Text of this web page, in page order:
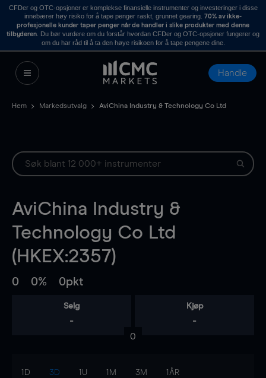
CFDer og OTC-opsjoner er komplekse finansielle instrumenter og investeringer i disse
innebærer høy risiko for å tape penger raskt, grunnet gearing. 70% av ikke-
profesjonelle kunder taper penger når de handler i slike produkter med denne
tilbyderen . Du bør vurdere om du forstår hvordan CFDer og OTC-opsjoner fungerer og
om du har råd til å ta den høye risikoen for å tape pengene dine.
Handle
Hem Markedsutvalg AviChina Industry & Technology Co Ltd
AviChina Industry &
Technology Co Ltd
(HKEX:2357)
0 0% 0pkt
Selg
-
Kjøp
-
0
1D 3D 1U 1M 3M 1ÅR